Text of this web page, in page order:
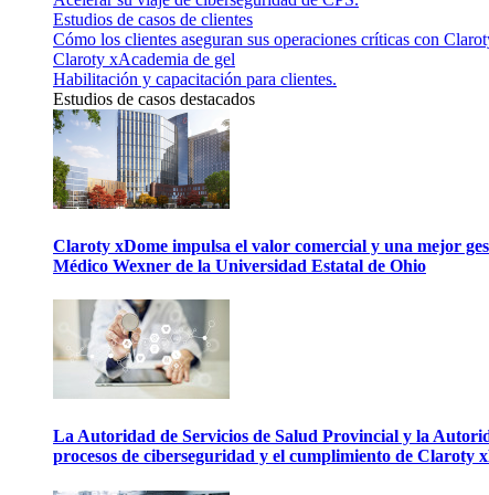
Estudios de casos de clientes
Cómo los clientes aseguran sus operaciones críticas con
Claroty xAcademia de gel
Habilitación y capacitación para clientes.
Estudios de casos destacados
Claroty xDome impulsa el valor comercial y una mejor
Médico Wexner de la Universidad Estatal de Ohio
La Autoridad de Servicios de Salud Provincial y la
procesos de ciberseguridad y el cumplimiento de Claroty